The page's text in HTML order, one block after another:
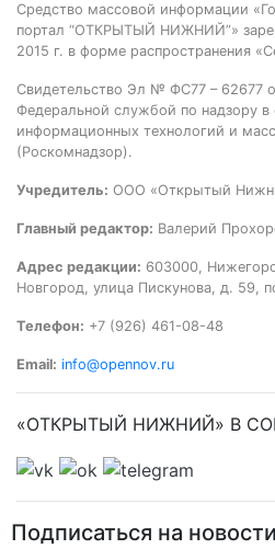
Средство массовой информации
портал “ОТКРЫТЫЙ НИЖНИЙ”»
2015 г. в форме распространения
Свидетельство Эл № ФС77 – 62677
Федеральной службой по надзору в
информационных технологий и
(Роскомнадзор).
Учредитель: ООО «Открытый
Главный редактор: Валерий
Адрес редакции: 603000,
Новгород, улица Пискунова, д. 59,
Телефон: +7 (926) 461-08-48
Email: info@opennov.ru
«ОТКРЫТЫЙ НИЖНИЙ» В
Подписаться на новости